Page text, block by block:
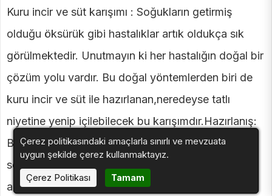
Kuru incir ve süt karışımı : Soğukların getirmiş
olduğu öksürük gibi hastalıklar artık oldukça sık
görülmektedir. Unutmayın ki her hastalığın doğal bir
çözüm yolu vardır. Bu doğal yöntemlerden biri de
kuru incir ve süt ile hazırlanan,neredeyse tatlı
niyetine yenip içilebilecek bu karışımdır.Hazırlanış:
Bir bardak süte 2-3 tane kuru incir ekleyin. Daha
sonra sütü kaynatın ve içine kuru incir atın. Ocağın
altını kısın ve 5 dakikayı geçmeyecek şekilde
Çerez politikasındaki amaçlarla sınırlı ve mevzuata
uygun şekilde çerez kullanmaktayız.
Çerez Politikası
Tamam